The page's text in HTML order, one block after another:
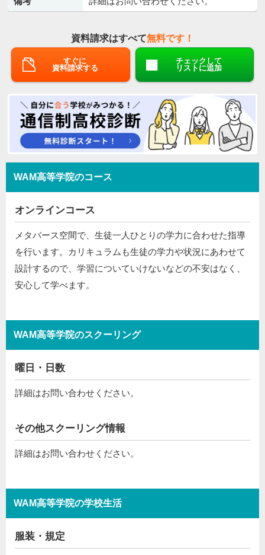
資料請求はすべて無料です！
すぐに
資料請求する
チェックして
リストに追加
WAM高等学院のコース
オンラインコース
メタバース空間で、生徒一人ひとりの学力に合わせた指導
を行います。カリキュラムも生徒の学力や状況にあわせて
設計するので、学習についていけないなどの不安はなく、
安心して学べます。
WAM高等学院のスクーリング
曜日・日数
詳細はお問い合わせください。
その他スクーリング情報
詳細はお問い合わせください。
WAM高等学院の学校生活
服装・規定